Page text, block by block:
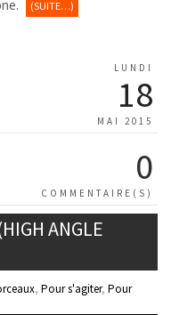
(SUITE…)
LUNDI
18
MAI 2015
0
COMMENTAIRE(S)
ANGLE
, Pour s'agiter, Pour